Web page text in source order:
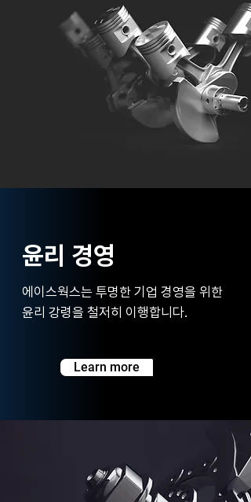
윤리 경영
에이스웍스는 투명한 기업 경영을 위한
윤리 강령을 철저히 이행합니다.
Learn more